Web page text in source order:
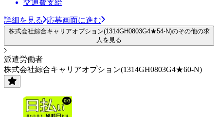
交通費支給
詳細を見る 応募画面に進む
株式会社綜合キャリアオプション(1314GH0803G4★54-N)のその他の求
人を見る
派遣労働者
株式会社綜合キャリアオプション(1314GH0803G4★60-N)